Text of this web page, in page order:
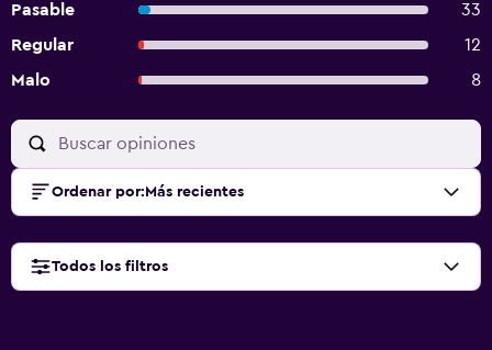
Pasable
33
Regular
12
Malo
8
Ordenar por: Más recientes
Todos los filtros